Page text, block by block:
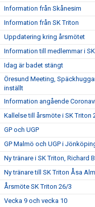
Information från Skånesim
Information från SK Triton
Uppdatering kring årsmötet
Information till medlemmar i
Idag är badet stängt
Öresund Meeting,
inställt
Information angående
Kallelse till årsmöte i SK Triton
GP och UGP
GP Malmö och UGP i
Ny tränare i SK Triton, Richard
Ny tränare till SK Triton Åsa
Årsmöte SK Triton 26/3
Vecka 9 och vecka 10